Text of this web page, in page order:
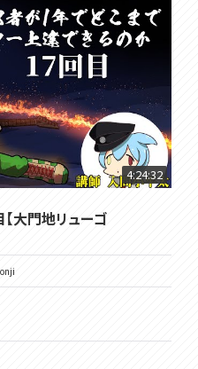
4:24:32
大門地リューゴ